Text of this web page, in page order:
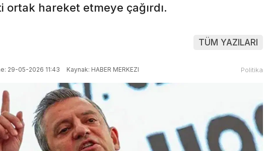
hareket etmeye çağırdı.
TÜM YAZILARI
29-05-2026 11:43 Kaynak: HABER MERKEZI Politika